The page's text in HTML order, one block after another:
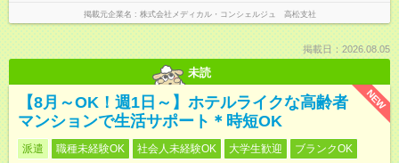
掲載元企業名 株式会社メディカル・コンシェルジュ 高松支社
掲載日：2026.08.05
未読
NEW
【8月～OK！週1日～】ホテルライクな高齢者
マンションで生活サポート＊時短OK
派遣 職種未経験OK 社会人未経験OK 大学生歓迎
ブランクOK